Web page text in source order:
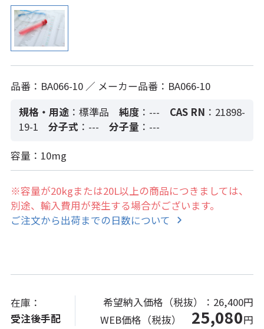
品番：BA066-10 ／ メーカー品番：BA066-10
規格・用途 ：標準品 純度：--- CAS RN ：21898-
19-1
分子式 ：--- 分子量 ：---
容量：10mg
※容量が20kgまたは20L以上の商品につきましては、
別途、輸入費用が発生する場合がございます。
ご注文から出荷までの日数について
在庫：
受注後手配
希望納入価格（税抜）： 26,400円
WEB価格（税抜） 25,080円